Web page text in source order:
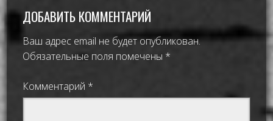
ДОБАВИТЬ КОММЕНТАРИЙ
Ваш адрес email не будет опубликован.
Обязательные поля помечены *
Комментарий *